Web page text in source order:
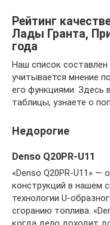
Рейтинг
Лады Гранта,
года
Наш список
учитывается мнение
его функциями. Здесь
таблицы, узнаете о
Недорогие
Denso Q20PR-U11
«Denso Q20PR-U11» —
конструкций в нашем
технологии U-
сгоранию топлива.